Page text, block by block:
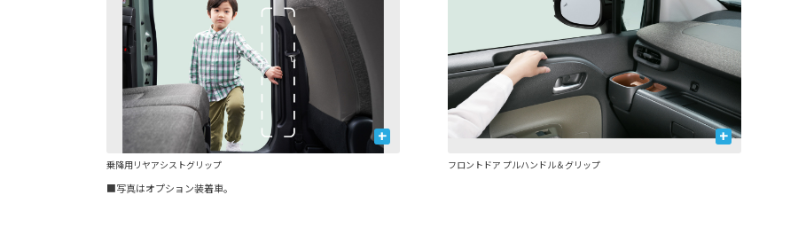
+
乗降用リヤアシストグリップ
+
フロントドア プルハンドル＆グリップ
■写真はオプション装着車。